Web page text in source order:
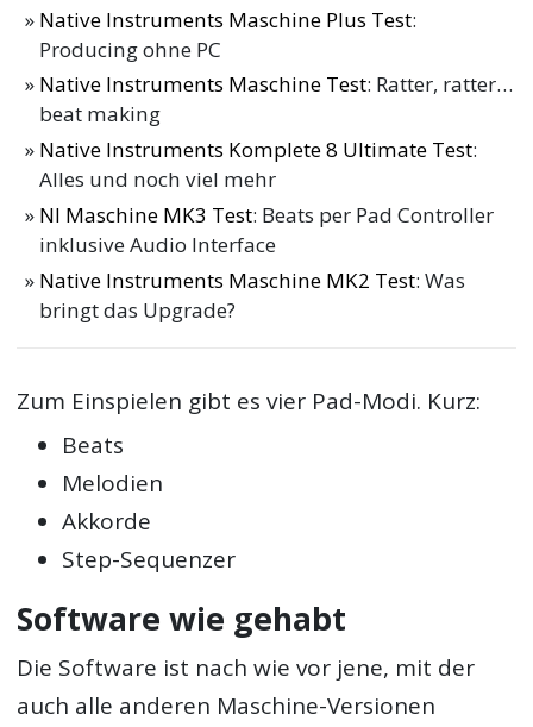
Native Instruments Maschine Plus Test:
Producing ohne PC
Native Instruments Maschine Test: Ratter, ratter…
beat making
Native Instruments Komplete 8 Ultimate Test:
Alles und noch viel mehr
NI Maschine MK3 Test: Beats per Pad Controller
inklusive Audio Interface
Native Instruments Maschine MK2 Test: Was
bringt das Upgrade?
Zum Einspielen gibt es vier Pad-Modi. Kurz:
Beats
Melodien
Akkorde
Step-Sequenzer
Software wie gehabt
Die Software ist nach wie vor jene, mit der
auch alle anderen Maschine-Versionen